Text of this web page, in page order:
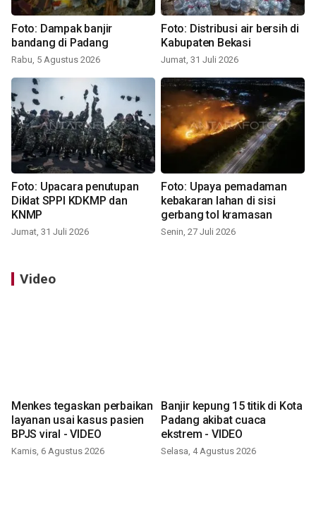
Foto: Dampak banjir
bandang di Padang
Rabu, 5 Agustus 2026
Foto: Distribusi air bersih di
Kabupaten Bekasi
Jumat, 31 Juli 2026
Foto: Upacara penutupan
Diklat SPPI KDKMP dan
KNMP
Jumat, 31 Juli 2026
Foto: Upaya pemadaman
kebakaran lahan di sisi
gerbang tol kramasan
Senin, 27 Juli 2026
Video
Menkes tegaskan perbaikan
layanan usai kasus pasien
BPJS viral - VIDEO
Kamis, 6 Agustus 2026
Banjir kepung 15 titik di Kota
Padang akibat cuaca
ekstrem - VIDEO
Selasa, 4 Agustus 2026